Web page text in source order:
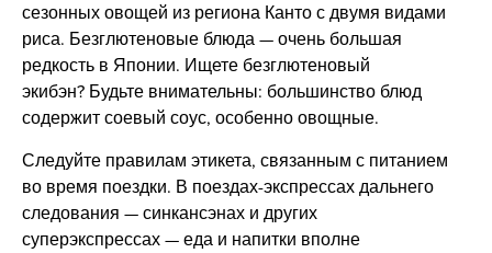
сезонных овощей из региона Канто с двумя видами
риса. Безглютеновые блюда — очень большая
редкость в Японии. Ищете безглютеновый
экибэн? Будьте внимательны: большинство блюд
содержит соевый соус, особенно овощные.
Следуйте правилам этикета, связанным с питанием
во время поездки. В поездах-экспрессах дальнего
следования — синкансэнах и других
суперэкспрессах — еда и напитки вполне